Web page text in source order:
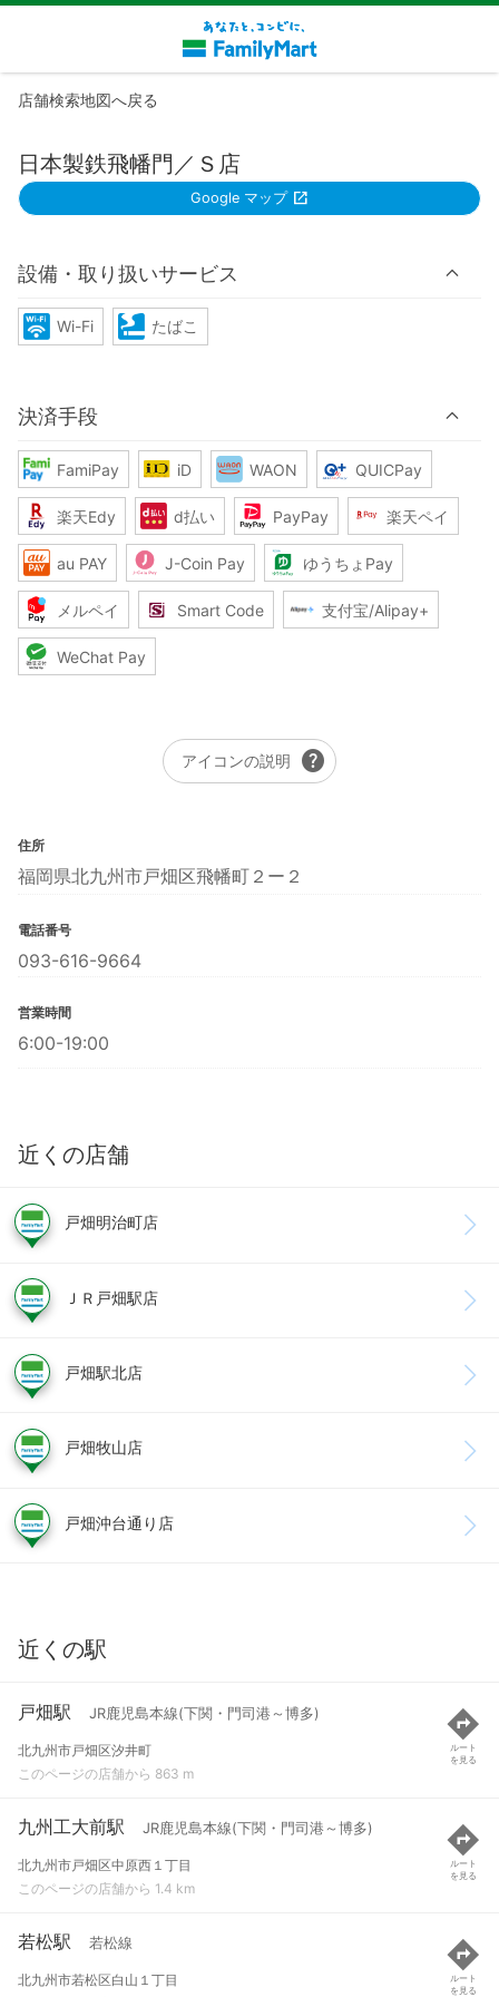
店舗検索地図へ戻る
日本製鉄飛幡門／Ｓ店
Google マップ
設備・取り扱いサービス
Wi-Fi たばこ
決済手段
FamiPay iD WAON QUICPay
楽天Edy d払い PayPay 楽天ペイ
au PAY J-Coin Pay ゆうちょPay
メルペイ Smart Code 支付宝/Alipay+
WeChat Pay
アイコンの説明 help
住所
福岡県北九州市戸畑区飛幡町２ー２
電話番号
093-616-9664
営業時間
6:00-19:00
近くの店舗
戸畑明治町店
ＪＲ戸畑駅店
戸畑駅北店
戸畑牧山店
戸畑沖台通り店
近くの駅
戸畑駅 JR鹿児島本線(下関・門司港～博多)
北九州市戸畑区汐井町
このページの店舗から 863 m
ルート
を見る
九州工大前駅 JR鹿児島本線(下関・門司港～博多)
北九州市戸畑区中原西１丁目
このページの店舗から 1.4 km
ルート
を見る
若松駅 若松線
北九州市若松区白山１丁目
ルート
を見る